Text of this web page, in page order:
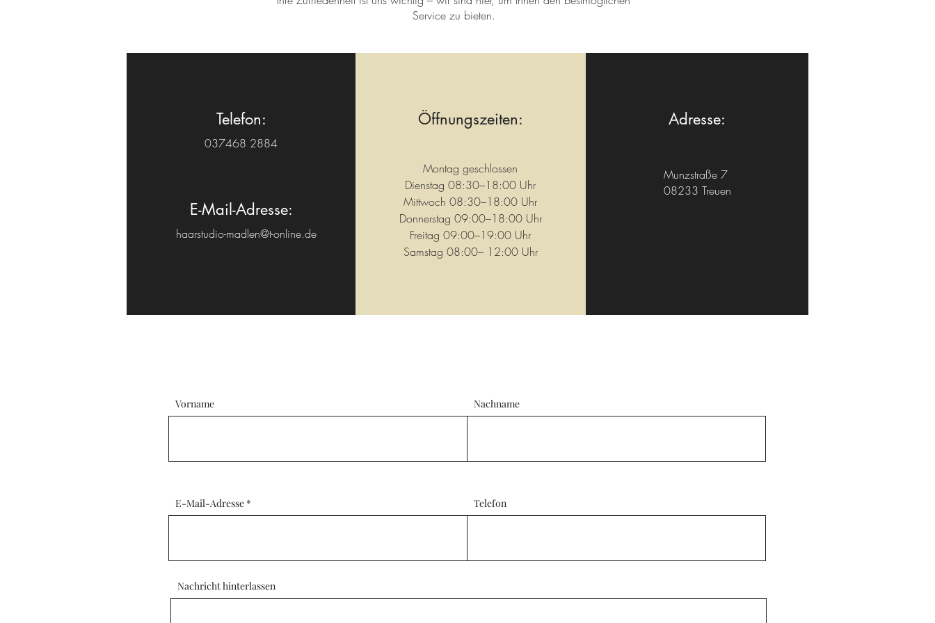
Service zu bieten.
Telefon:
037468 2884
E-Mail-Adresse:
haarstudio-madlen@t-online.de
Öffnungszeiten:
Montag geschlossen
Dienstag 08:30–18:00 Uhr
Mittwoch 08:30–18:00 Uhr
Donnerstag 09:00–18:00 Uhr
Freitag 09:00–19:00 Uhr
Samstag 08:00– 12:00 Uhr
Adresse:
Munzstraße 7
08233 Treuen
Vorname Nachname
E-Mail-Adresse Telefon
Nachricht hinterlassen